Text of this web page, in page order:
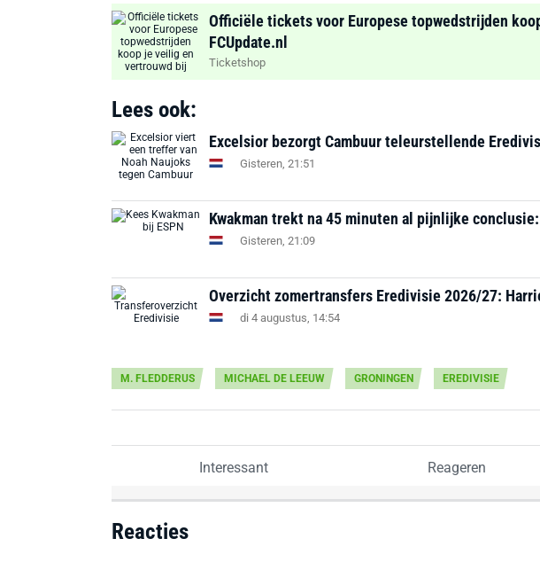
Officiële tickets voor Europese topwedstrijden
FCUpdate.nl
Ticketshop
Lees ook:
Excelsior bezorgt Cambuur teleurstellende
Gisteren, 21:51
Kwakman trekt na 45 minuten al pijnlijke
Gisteren, 21:09
Overzicht zomertransfers Eredivisie 2026/27:
di 4 augustus, 14:54
M. FLEDDERUS MICHAEL DE LEEUW GRONINGEN EREDIVISIE
Interessant Reageren
Reacties